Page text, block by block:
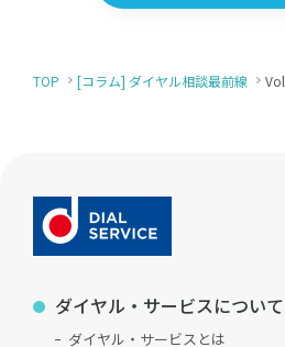
TOP [コラム] ダイヤル相談最前線
ダイヤル・サービスについて
ダイヤル・サービスとは